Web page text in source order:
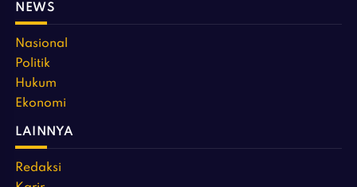
NEWS
Nasional
Politik
Hukum
Ekonomi
LAINNYA
Redaksi